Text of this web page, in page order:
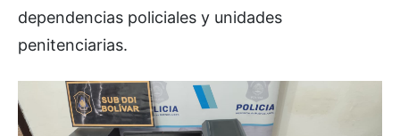
dependencias policiales y unidades
penitenciarias.